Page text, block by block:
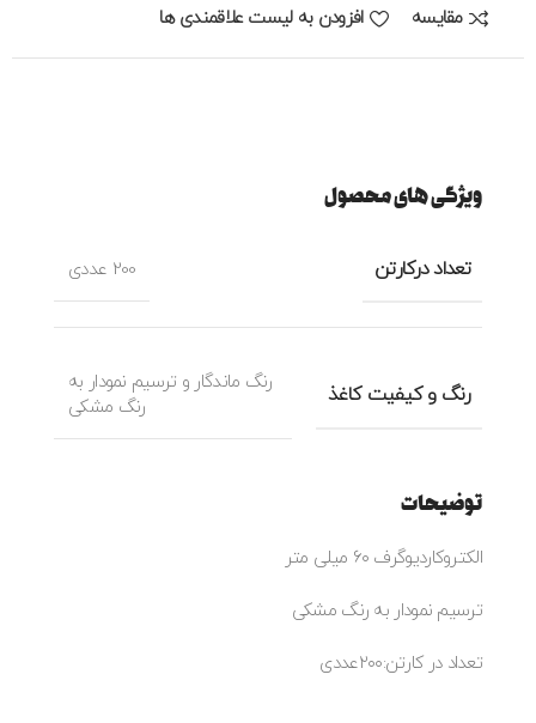
مقایسه افزودن به لیست علاقمندی ها
ویژگی های محصول
تعداد درکارتن 200 عددی
رنگ و کیفیت کاغذ
رنگ ماندگار و ترسیم نمودار به
رنگ مشکی
توضیحات
الکتروکاردیوگرف ۶۰ میلی متر
ترسیم نمودار به رنگ مشکی
تعداد در کارتن:۲۰۰عددی